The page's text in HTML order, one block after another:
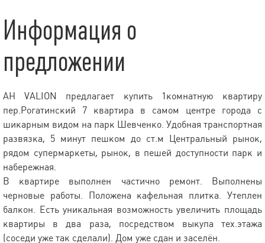
Информация о
предложении
АН VALION предлагает купить 1комнатную квартиру
пер.Рогатинский 7 квартира в самом центре города с
шикарным видом на парк Шевченко. Удобная транспортная
развязка, 5 минут пешком до ст.м Центральный рынок,
рядом супермаркеты, рынок, в пешей доступности парк и
набережная.
В квартире выполнен частично ремонт. Выполнены
черновые работы. Положена кафельная плитка. Утеплен
балкон. Есть уникальная возможность увеличить площадь
квартиры в два раза, посредством выкупа тех.этажа
(соседи уже так сделали). Дом уже сдан и заселён.